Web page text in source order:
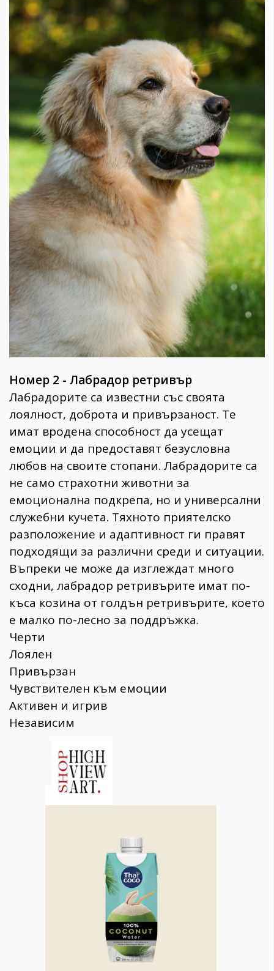
Номер 2 - Лабрадор ретривър
Лабрадорите са известни със своята
лоялност, доброта и привързаност. Те
имат вродена способност да усещат
емоции и да предоставят безусловна
любов на своите стопани. Лабрадорите са
не само страхотни животни за
емоционална подкрепа, но и универсални
служебни кучета. Тяхното приятелско
разположение и адаптивност ги правят
подходящи за различни среди и ситуации.
Въпреки че може да изглеждат много
сходни, лабрадор ретривърите имат по-
къса козина от голдън ретривърите, което
е малко по-лесно за поддръжка.
Черти
Лоялен
Привързан
Чувствителен към емоции
Активен и игрив
Независим